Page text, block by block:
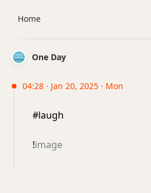
One Day
04:28 · Jan 20, 2025 · Mon
#laugh
!image
Home